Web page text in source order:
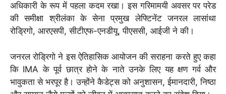
अधिकारी के रूप में पहला कदम रखा। इस गरिमामयी अवसर पर परेड
की समीक्षा श्रीलंका के सेना प्रमुख लेफ्टिनेंट जनरल लासांथा
रोड्रिगो, आरएसपी, सीटीएफ-एनडीयू, पीएससी, आईजी ने की।
जनरल रोड्रिगो ने इस ऐतिहासिक आयोजन की सराहना करते हुए कहा
कि IMA के पूर्व छात्र होने के नाते उनके लिए यह क्षण गर्व और
भावुकता से भरपूर है। उन्होंने कैडेट्स को अनुशासन, ईमानदारी, निष्ठा